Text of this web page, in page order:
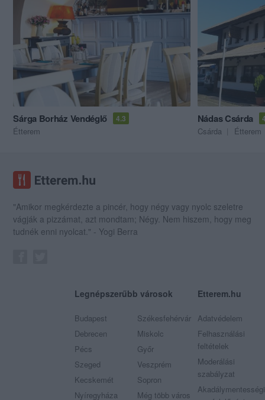
Sárga Borház Vendéglő 4.3
Étterem
Nádas Csárda
Csárda Étterem
"Amikor megkérdezte a pincér, hogy négy vagy nyolc szeletre
vágják a pizzámat, azt mondtam; Négy. Nem hiszem, hogy meg
tudnék enni nyolcat." - Yogi Berra
Legnépszerűbb városok
Budapest
Debrecen
Pécs
Szeged
Kecskemét
Nyíregyháza
Székesfehérvár
Miskolc
Győr
Veszprém
Sopron
Még több város
Etterem.hu
Adatvédelem
Felhasználási
feltételek
Moderálási
szabályzat
Akadálymentességi